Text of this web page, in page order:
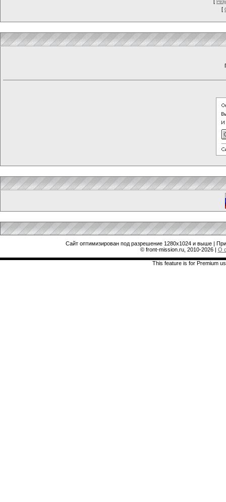
[
Сайт оптимизирован под разрешение 1280x1024 и выше |
© front-mission.ru, 2010-2026| О
This feature is for Premium